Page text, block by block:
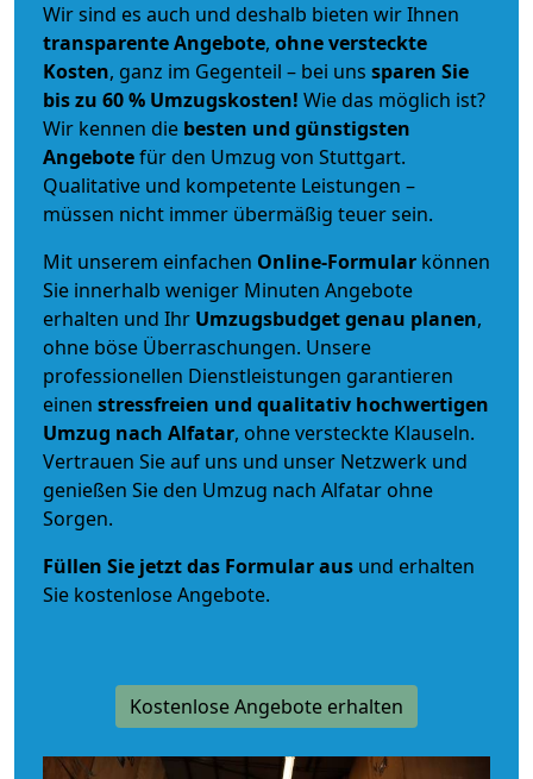
Wir sind es auch und deshalb bieten wir Ihnen
transparente Angebote, ohne versteckte
Kosten, ganz im Gegenteil – bei uns sparen Sie
bis zu 60 % Umzugskosten! Wie das möglich ist?
Wir kennen die besten und günstigsten
Angebotefür den Umzug von Stuttgart.
Qualitative und kompetente Leistungen –
müssen nicht immer übermäßig teuer sein.
Mit unserem einfachen Online-Formular können
Sie innerhalb weniger Minuten Angebote
erhalten und Ihr Umzugsbudgetgenau planen,
ohne böse Überraschungen. Unsere
professionellen Dienstleistungen garantieren
einen stressfreien und qualitativ hochwertigen
Umzug nach Alfatar, ohne versteckte Klauseln.
Vertrauen Sie auf uns und unser Netzwerk und
genießen Sie den Umzug nach Alfatar ohne
Sorgen.
Füllen Sie jetzt das Formular aus und erhalten
Sie kostenlose Angebote.
Kostenlose Angebote erhalten